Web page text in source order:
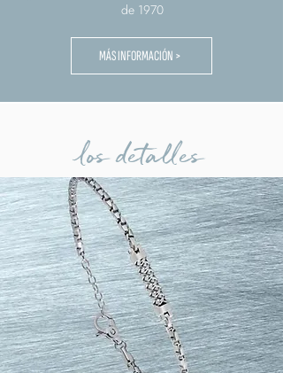
de 1970
MÁS INFORMACIÓN >
los detalles